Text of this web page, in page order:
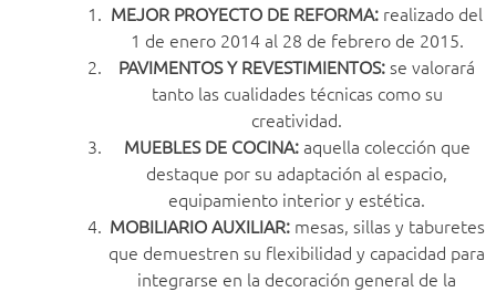
MEJOR PROYECTO DE REFORMA: realizado del
1 de enero 2014 al 28 de febrero de 2015.
PAVIMENTOS Y REVESTIMIENTOS:se valorará
tanto las cualidades técnicas como su
creatividad.
MUEBLES DE COCINA:aquella colección que
destaque por su adaptación al espacio,
equipamiento interior y estética.
MOBILIARIO AUXILIAR:mesas, sillas y taburetes
que demuestren su flexibilidad y capacidad para
integrarse en la decoración general de la